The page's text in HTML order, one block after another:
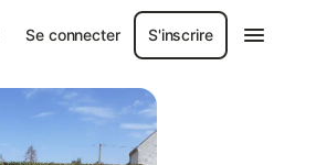
Se connecter S'inscrire